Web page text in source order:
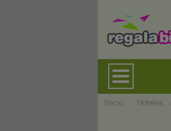
Inicio Hoteles